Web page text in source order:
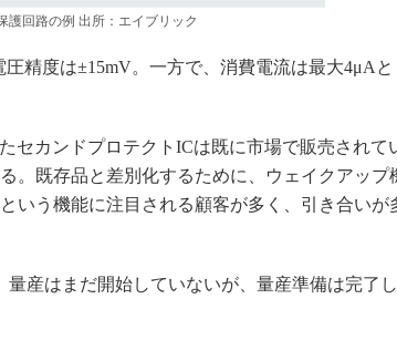
護回路の例 出所：エイブリック
精度は±15mV。一方で、消費電流は最大4μAと
セカンドプロテクトICは既に市場で販売されて
。既存品と差別化するために、ウェイクアップ
いう機能に注目される顧客が多く、引き合いが
産はまだ開始していないが、量産準備は完了し